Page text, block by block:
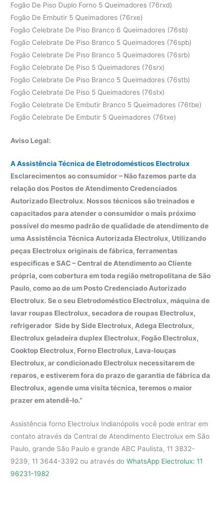
Fogão De Piso Duplo Forno 5 Queimadores (76rxd)
Fogão De Embutir 5 Queimadores (76rxe)
Fogão Celebrate De Piso Branco 6 Queimadores (76sb)
Fogão Celebrate De Piso Branco 5 Queimadores (76spb)
Fogão Celebrate De Piso Branco 5 Queimadores (76srb)
Fogão Celebrate De Piso 5 Queimadores (76srx)
Fogão Celebrate De Piso Branco 5 Queimadores (76stb)
Fogão Celebrate De Piso 5 Queimadores (76stx)
Fogão Celebrate De Embutir Branco 5 Queimadores (76tbe)
Fogão Celebrate De Embutir 5 Queimadores (76txe)
Aviso Legal:
A Assistência Técnica de Eletrodomésticos Electrolux
Esclarecimentos ao consumidor – Não fazemos parte da
relação dos Postos de Atendimento Credenciados
Autorizado Electrolux. Nossos técnicos são treinados e
capacitados para atender o consumidor o mais próximo
possível do mesmo padrão de qualidade de atendimento de
uma Assistência Técnica Autorizada Electrolux, Utilizando
peças Electrolux originais de fábrica, ferramentas
especificas e SAC – Central de Atendimento ao Cliente
própria, com cobertura em toda região metropolitana de São
Paulo, como ao de um Posto Credenciado Autorizado
Electrolux. Se o seu Eletrodoméstico Electrolux, máquina de
lavar roupas Electrolux, secadora de roupas Electrolux,
refrigerador Side by Side Electrolux, Adega Electrolux,
Electrolux geladeira duplex Electrolux, Fogão Electrolux,
Cooktop Electrolux, Forno Electrolux, Lava-louças
Electrolux, ar condicionado Electrolux necessitarem de
reparos, e estiverem fora do prazo de garantia de fábrica da
Electrolux, agende uma visita técnica, teremos o maior
prazer em atendê-lo.”
Assistência forno Electrolux Indianópolis você pode entrar em
contato através da Central de Atendimento Electrolux em São
Paulo, grande São Paulo e grande ABC Paulista, 11 3832-
9239, 11 3644-3392 ou através doWhatsApp Electrolux: 11
96231-1982